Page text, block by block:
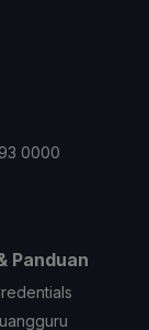
0000
Panduan